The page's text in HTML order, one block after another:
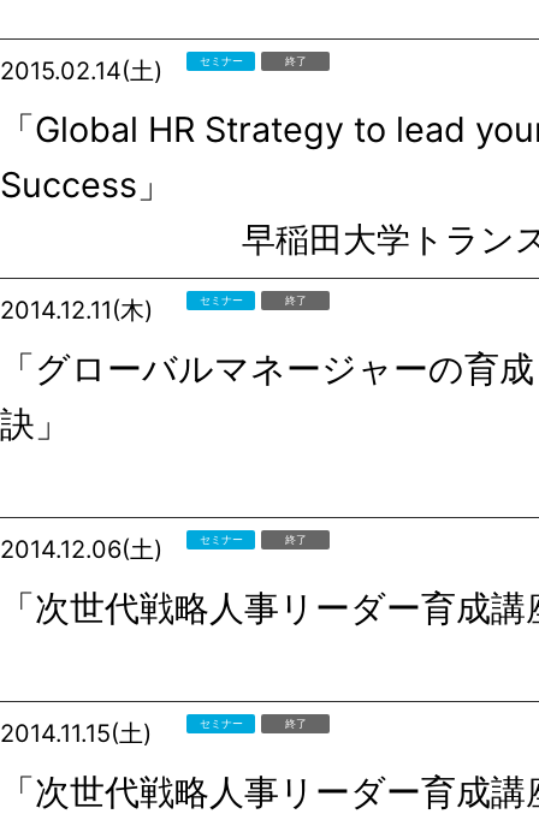
2015.02.14(土) セミナー 終了
「Global HR Strategy to lead
Success」
早稲田大学トラン
2014.12.11(木) セミナー 終了
「グローバルマネージャーの育
訣」
2014.12.06(土) セミナー 終了
「次世代戦略人事リーダー育成
2014.11.15(土) セミナー 終了
「次世代戦略人事リーダー育成